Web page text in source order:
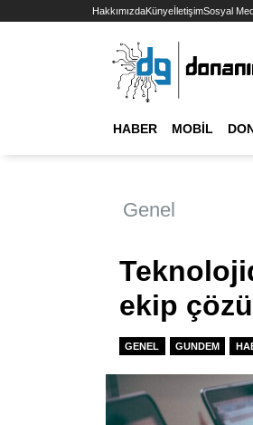
HakkımızdaKünyeİletişimSosyal
HABER MOBIL
Genel
ekip
GENEL GUNDEM